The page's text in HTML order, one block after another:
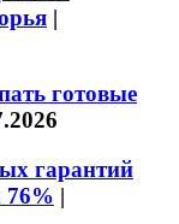
|
готовые
гарантий
76% |